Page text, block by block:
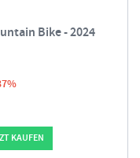
Bike - 2024
KAUFEN